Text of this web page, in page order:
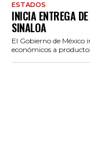
ESTADOS
INICIA ENTREGA
SINALOA
El Gobierno de México
económicos a